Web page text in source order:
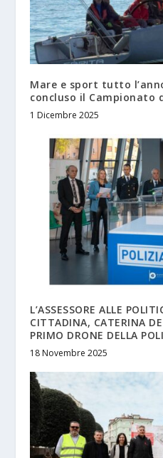
Mare e sport tutto
concluso il Campionato
1 Dicembre 2025
L’ASSESSORE ALLE
CITTADINA, CATERINA
PRIMO DRONE DELLA
18 Novembre 2025